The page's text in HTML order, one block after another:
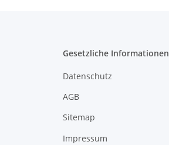
Gesetzliche Informationen
Datenschutz
AGB
Sitemap
Impressum